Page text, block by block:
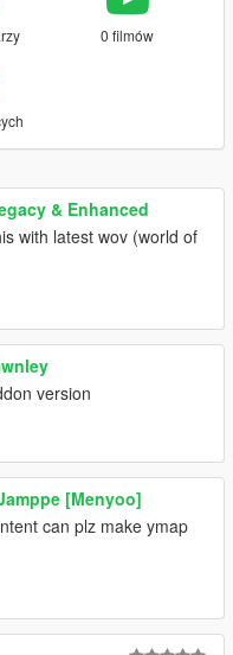
0 filmów
& Enhanced
with latest wov (world of
version
[Menyoo]
can plz make ymap